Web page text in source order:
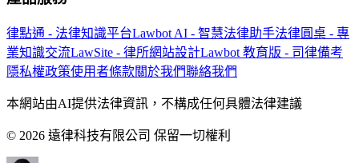
律點通 - 法律知識平台Lawbot AI - 智慧法律助手法律圓桌 - 專
業知識交流LawSite - 律所網站設計Lawbot 教育版 - 司律備考
隱私權政策使用者條款關於我們聯絡我們
本網站由AI提供法律資訊，不構成任何具體法律建議
© 2026 遠律科技有限公司 保留一切權利